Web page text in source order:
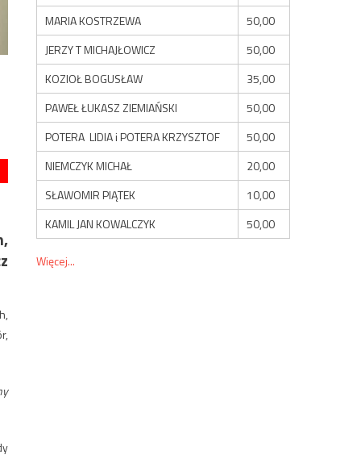
MARIA KOSTRZEWA
50,00
JERZY T MICHAJŁOWICZ
50,00
KOZIOŁ BOGUSŁAW
35,00
PAWEŁ ŁUKASZ ZIEMIAŃSKI
50,00
POTERA LIDIA i POTERA KRZYSZTOF
50,00
NIEMCZYK MICHAŁ
20,00
SŁAWOMIR PIĄTEK
10,00
KAMIL JAN KOWALCZYK
50,00
Więcej...